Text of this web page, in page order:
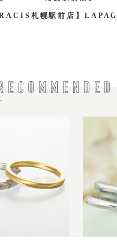
札幌駅前店】